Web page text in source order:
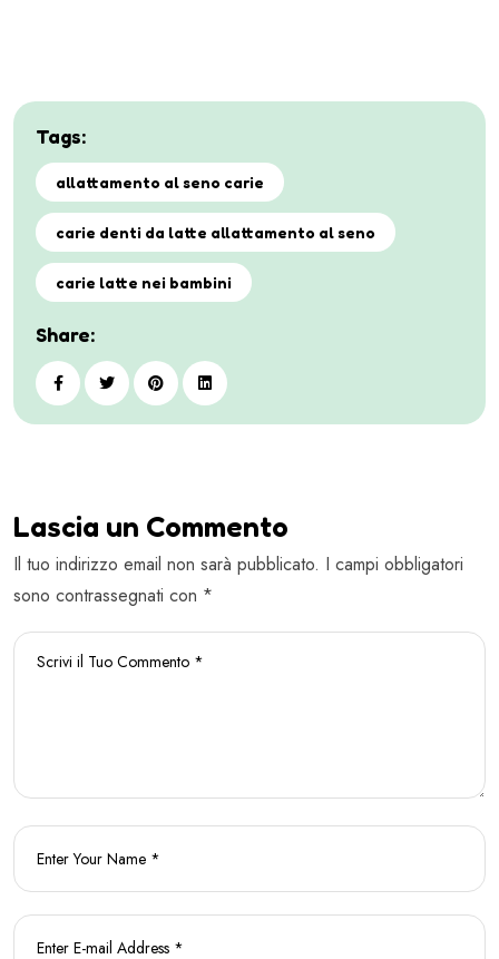
Tags:
allattamento al seno carie
carie denti da latte allattamento al seno
carie latte nei bambini
Share:
Lascia un Commento
Il tuo indirizzo email non sarà pubblicato. I campi obbligatori
sono contrassegnati con *